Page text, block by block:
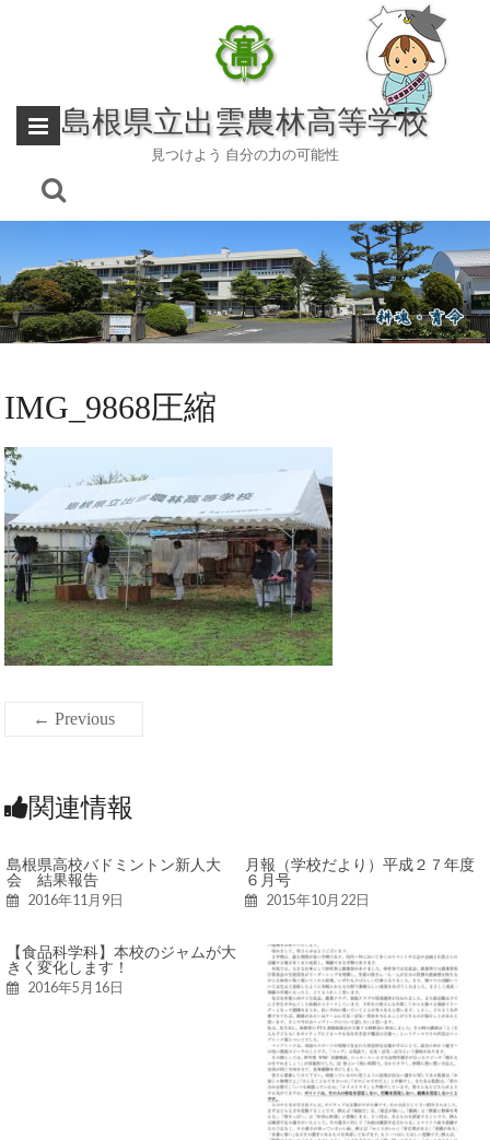
島根県立出雲農林高等学校
見つけよう 自分の力の可能性
IMG_9868圧縮
← Previous
関連情報
島根県高校バドミントン新人大
会 結果報告
2016年11月9日
月報（学校だより）平成２７年度
６月号
2015年10月22日
【食品科学科】本校のジャムが大
きく変化します！
2016年5月16日